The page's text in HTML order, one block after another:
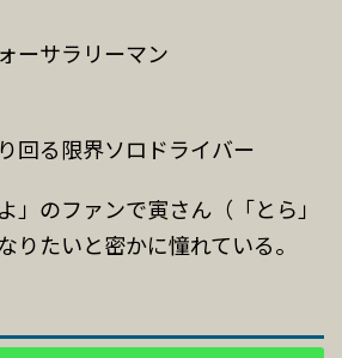
ーサラリーマン
回る限界ソロドライバー
」のファンで寅さん（「とら」
りたいと密かに憧れている。